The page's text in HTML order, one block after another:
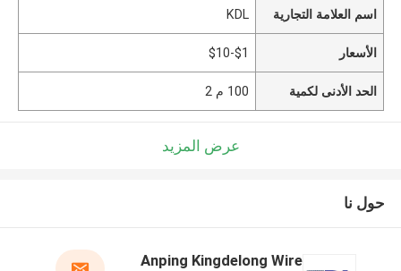
اسم العلامة التجارية KDL
الأسعار $1-$10
الحد الأدنى لكمية 100 م 2
عرض المزيد
حول نا
Anping Kingdelong Wire